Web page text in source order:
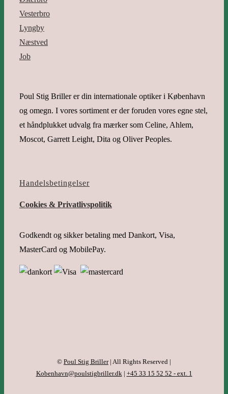
Vesterbro
Lyngby
Næstved
Job
Poul Stig Briller er din internationale optiker i København
og omegn. I vores sortiment er der foruden vores egne stel,
et håndplukket udvalg fra mærker som Celine, Ahlem,
Moscot, Garrett Leight, Dita og Oliver Peoples.
Handelsbetingelser
Cookies & Privatlivspolitik
Godkendt og sikker betaling med Dankort, Visa,
MasterCard og MobilePay.
© Poul Stig Briller| All Rights Reserved |
Kobenhavn@poulstigbriller.dk| +45 33 15 52 52 - ext. 1